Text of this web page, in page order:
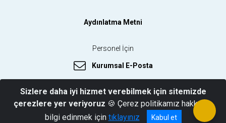
Aydınlatma Metni
Personel İçin
Kurumsal E-Posta
© 2026 Sahil Güvenlik Komutanlığı
Sizlere daha iyi hizmet verebilmek için sitemizde
çerezlere yer veriyoruz 🍪 Çerez politikamız hakkında
bilgi edinmek için tıklayınız Kabul et